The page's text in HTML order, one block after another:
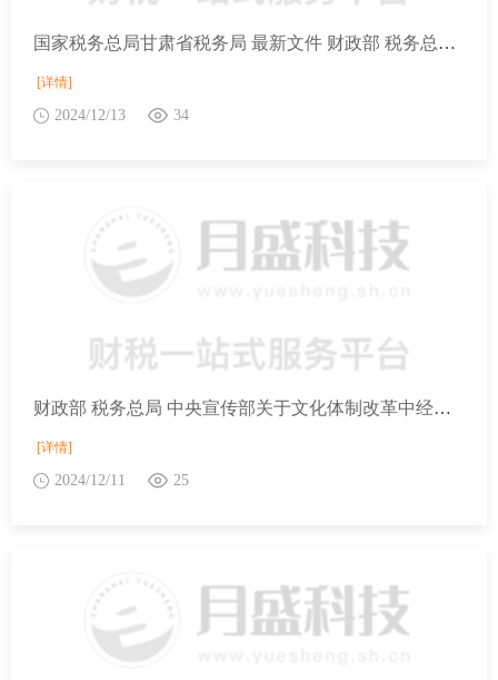
国家税务总局甘肃省税务局 最新文件 财政部 税务总局 中央宣传部关于文化体制改革中经营性文化事业单位转制为企业税收政策的公告
[详情]
2024/12/13 34
财政部 税务总局 中央宣传部关于文化体制改革中经营性文化事业单位转制为企业税收政策的公告
[详情]
2024/12/11 25